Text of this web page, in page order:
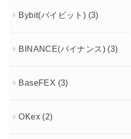
Bybit(バイビット) (3)
BINANCE(バイナンス) (3)
BaseFEX (3)
OKex (2)